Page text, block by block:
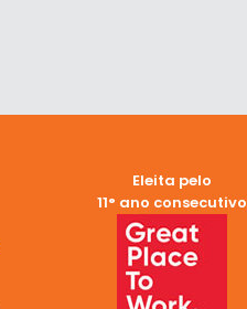
Eleita pelo
11° ano consecutivo